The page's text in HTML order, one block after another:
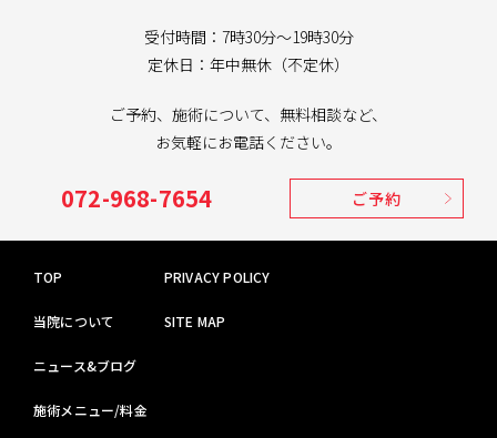
受付時間：7時30分～19時30分
定休日：年中無休（不定休）
ご予約、施術について、無料相談など、
お気軽にお電話ください。
072-968-7654 ご予約
TOP
当院について
ニュース&ブログ
施術メニュー/料金
PRIVACY POLICY
SITE MAP